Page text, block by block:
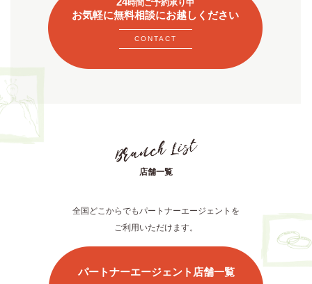
時間ご予約承り中
お気軽に無料相談にお越しください
CONTACT
店舗一覧
全国どこからでもパートナーエージェントを
ご利用いただけます。
パートナーエージェント店舗一覧